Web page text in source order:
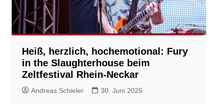
Heiß, herzlich, hochemotional: Fury
in the Slaughterhouse beim
Zeltfestival Rhein-Neckar
Andreas Schieler 30. Juni 2025